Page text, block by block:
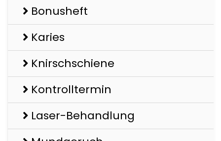
Bonusheft
Karies
Knirschschiene
Kontrolltermin
Laser-Behandlung